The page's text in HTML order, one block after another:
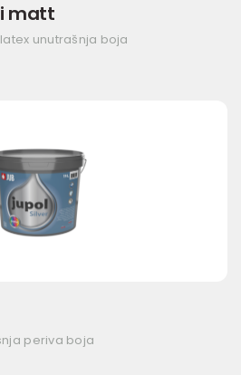
matt
unutrašnja boja
periva boja